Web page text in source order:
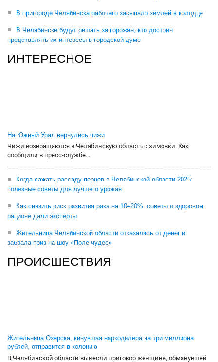
В пригороде Челябинска рабочего засыпало землей в колодце
В Челябинске будут решать за горожан, кто достоин
представлять их интересы в городской думе
ИНТЕРЕСНОЕ
На Южный Урал вернулись чижи
Чижи возвращаются в Челябинскую область с зимовки. Как
сообщили в пресс-службе...
Когда сажать рассаду перцев в Челябинской области-2025:
полезные советы для лучшего урожая
Как снизить риск развития рака на 10–20%: советы о здоровом
рационе дали эксперты
Жительница Челябинской области отказалась от денег и
забрала приз на шоу «Поле чудес»
ПРОИСШЕСТВИЯ
Жительница Озерска, кинувшая наркодилера на три миллиона
рублей, отправится в колонию
В Челябинской области вынесли приговор женщине, обманувшей